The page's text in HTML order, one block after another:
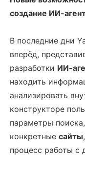
создание ИИ-
В последние дни
вперёд,
разработки ИИ-
находить
анализировать
конструкторе
параметры
конкретные сайты
процесс работы с